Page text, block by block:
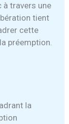
à travers une
tient
cette
préemption.
la